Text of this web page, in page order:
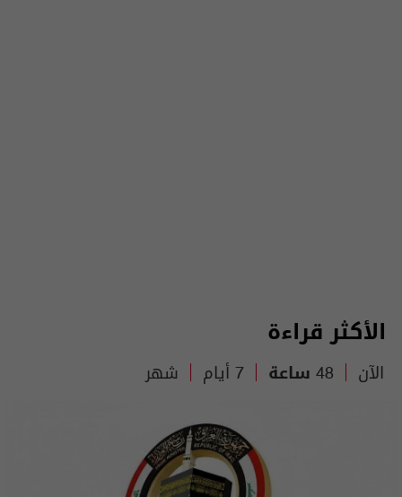
الأكثر قراءة
الآن 48 ساعة 7 أيام شهر